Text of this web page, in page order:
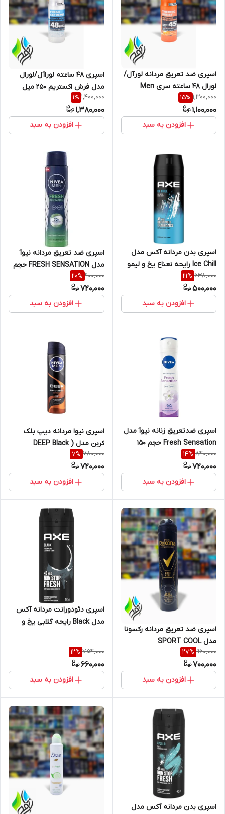
اسپری ضد تعریق مردانه لورآل/
لورال 48 ساعته سری Men
حجم ۲۵۰ میل
1,300,000
15%
1,100,000
افزودن به سبد
اسپری 48 ساعته لوراآل/لورال
مدل فرش اکستریم 250 میل
1,400,000
1%
1,380,000
افزودن به سبد
اسپری بدن مردانه آکس مدل
Ice Chill رایحه نعناع یخ و لیمو
حجم ۱۵۰ میل
638,000
21%
500,000
افزودن به سبد
اسپری ضد تعریق مردانه نیوآ
مدل FRESH SENSATION حجم
150 میل
900,000
20%
720,000
افزودن به سبد
اسپری ضدتعریق زنانه نیوآ مدل
Fresh Sensation حجم 150
میلی‌لیتر
840,000
14%
720,000
افزودن به سبد
اسپری نیوا مردانه دیپ بلک
کربن مدل ( DEEP Black
Carbon ) حجم 150ml
780,000
7%
720,000
افزودن به سبد
اسپری ضد تعریق مردانه رکسونا
مدل SPORT COOL
960,000
27%
700,000
افزودن به سبد
اسپری دئودورانت مردانه آکس
مدل Black رایحه گلابی یخ و
754,000
12%
660,000
افزودن به سبد
اسپری بدن مردانه آکس مدل